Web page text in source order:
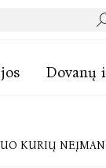
Dovanų
ŠIAI VASARAI: ISTORIJOS, NUO